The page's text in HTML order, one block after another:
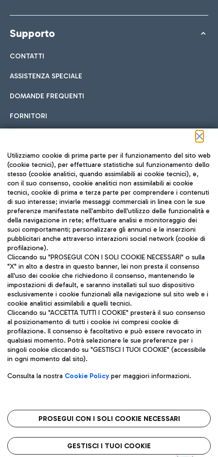
Supporto
CONTATTI
ASSISTENZA SPECIALE
DOMANDE FREQUENTI
FORNITORI
Seguici sui social
TRAVEL JOURNAL
ITA
Aeroporti di Roma S.p.A. - Società soggetta a direzione e
coordinamento di Mundys S.p.A.
Codice fiscale e Registro delle Imprese di Roma 13032990155 P.
IVA 06572251004
Capitale sociale 62.224.743,00 int. vers.
Sede legale: Via Pier Paolo Racchetti 1 - 00054 Fiumicino (RM)
telefono +39 06 65951
Privacy policy
Note legali
Roma FCO
L'aeroporto stellato
Utilizziamo cookie di prima parte per il funzionamento del sito web
(cookie tecnici), per effettuare statistiche sul funzionamento dello
stesso (cookie analitici, quando assimilabili ai cookie tecnici), e,
con il suo consenso, cookie analitici non assimilabili ai cookie
tecnici, cookie di prima e terza parte per comprendere i contenuti
di suo interesse; inviarle messaggi commerciali in linea con le sue
preferenze manifestate nell'ambito dell'utilizzo delle funzionalità e
della navigazione in rete; effettuare analisi e monitoraggio dei
suoi comportamenti; personalizzare gli annunci e le inserzioni
pubblicitari anche attraverso interazioni social network (cookie di
profilazione).
Cliccando su "PROSEGUI CON I SOLI COOKIE NECESSARI" o sulla
"X" in alto a destra in questo banner, lei non presta il consenso
all'uso dei cookie che richiedono il consenso, mantenendo le
impostazioni di default, e saranno installati sul suo dispositivo
esclusivamente i cookie funzionali alla navigazione sul sito web e i
cookie analitici assimilabili a quelli tecnici.
Cliccando su "ACCETTA TUTTI I COOKIE" presterà il suo consenso
al posizionamento di tutti i cookie ivi compresi cookie di
profilazione. Il consenso è facoltativo e può essere revocato in
qualsiasi momento. Potrà selezionare le sue preferenze per i
singoli cookie cliccando su "GESTISCI I TUOI COOKIE" (accessibile
in ogni momento dal sito).
Consulta la nostra Cookie Policyper maggiori informazioni.
PROSEGUI CON I SOLI COOKIE NECESSARI
GESTISCI I TUOI COOKIE